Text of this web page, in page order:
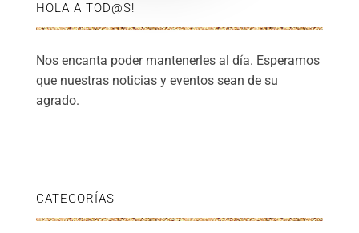
HOLA A TOD@S!
Nos encanta poder mantenerles al día. Esperamos
que nuestras noticias y eventos sean de su
agrado.
CATEGORÍAS